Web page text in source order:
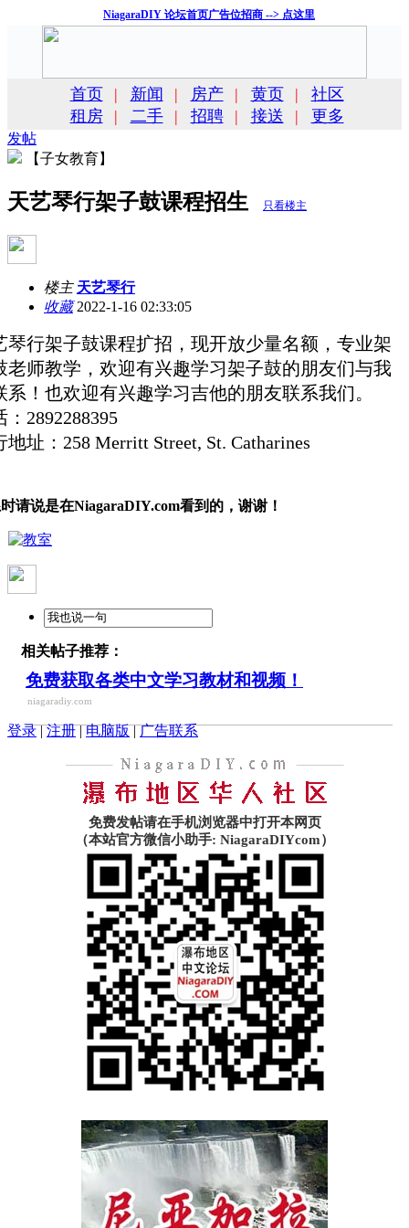
NiagaraDIY 论坛首页广告位招商 --> 点这里
首页 | 新闻 | 房产 | 黄页 |
社区
租房
| 二手 | 招聘 | 接送 | 更多
发帖
【子女教育】
天艺琴行架子鼓课程招生 只看楼主
楼主 天艺琴行
收藏2022-1-16 02:33:05
琴行架子鼓课程扩招，现开放少量名额，专业架
老师教学，欢迎有兴趣学习架子鼓的朋友们与我
系！也欢迎有兴趣学习吉他的朋友联系我们。
：2892288395
地址：258 Merritt Street, St. Catharines
请说是在NiagaraDIY.com看到的，谢谢！
相关帖子推荐：
免费获取各类中文学习教材和视频！
niagaradiy.com
登录|注册|电脑版|广告联系
免费发帖请在手机浏览器中打开本网页
（本站官方微信小助手: NiagaraDIYcom）